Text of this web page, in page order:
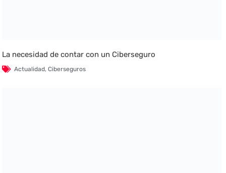
La necesidad de contar con un Ciberseguro
Actualidad,Ciberseguros